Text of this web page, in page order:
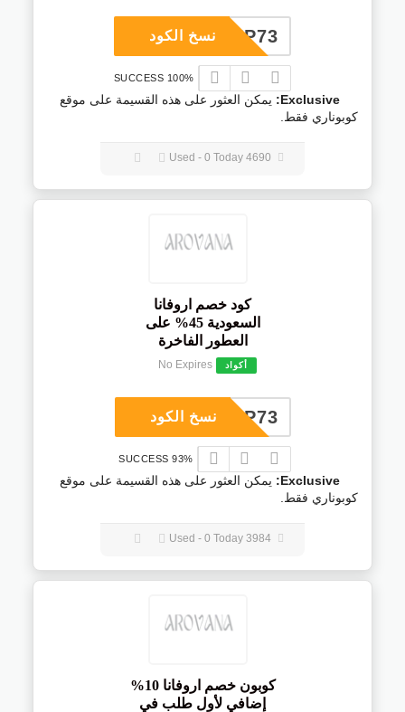
COUP73نسخ الكود
100% SUCCESS
Exclusive:
يمكن العثور على هذه القسيمة على موقع
كوبوناري فقط.
كود خصم اروفانا
السعودية 45% على
العطور الفاخرة
أكواد No Expires
COUP73نسخ الكود
93% SUCCESS
Exclusive:
يمكن العثور على هذه القسيمة على موقع
كوبوناري فقط.
3984 Used - 0 Today
كوبون خصم اروفانا 10%
إضافي لأول طلب في